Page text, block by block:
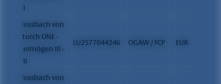
VI
Flossbach von
Storch ONE -
Vermögen III -
VII
LU2577044246 OGAW / FCP EUR
Flossbach von